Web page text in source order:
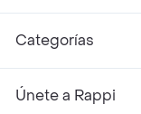
Categorías
Únete a Rappi